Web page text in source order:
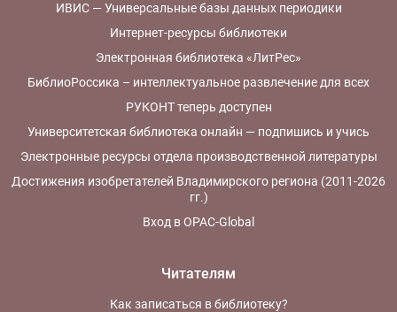
ИВИС — Универсальные базы данных периодики
Интернет-ресурсы библиотеки
Электронная библиотека «ЛитРес»
БиблиоРоссика – интеллектуальное развлечение для всех
РУКОНТ теперь доступен
Университетская библиотека онлайн — подпишись и учись
Электронные ресурсы отдела производственной литературы
Достижения изобретателей Владимирского региона (2011-2026
гг.)
Вход в OPAC-Global
Читателям
Как записаться в библиотеку?